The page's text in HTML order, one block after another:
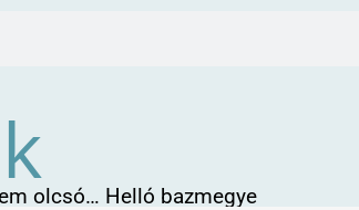
olcsó… Helló bazmegye